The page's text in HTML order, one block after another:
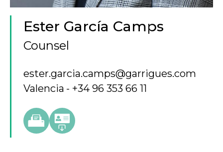
Ester García Camps
Counsel
ester.garcia.camps@garrigues.com
Valencia
+34 96 353 66 11